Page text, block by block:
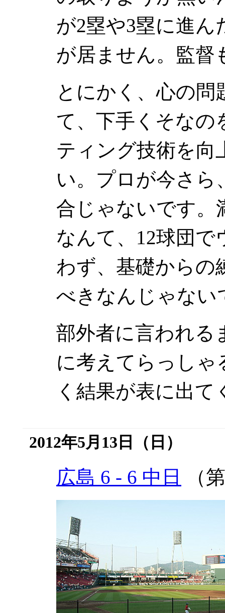
が2塁や3塁に進
が居ません。監督
とにかく、心の問
て、下手くそなの
ティング技術を向
い。プロが今さら
合じゃないです。
なんて、12球団
わず、基礎からの
べきなんじゃない
部外者に言われる
に考えてらっしゃ
く結果が表に出
2012年5月13日（日）
広島 6 - 6 中日 （